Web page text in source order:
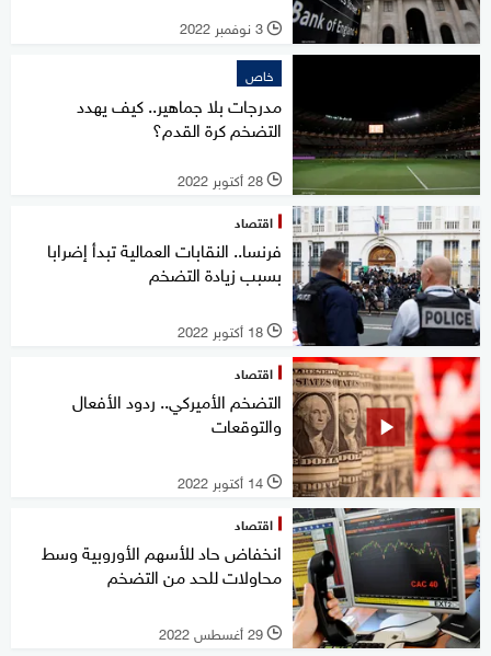
l 3 نوفمبر 2022
خاص
مدرجات بلا جماهير.. كيف يهدد
التضخم كرة القدم؟
l 28 أكتوبر 2022
اقتصاد
فرنسا.. النقابات العمالية تبدأ إضرابا
بسبب زيادة التضخم
l 18 أكتوبر 2022
اقتصاد
التضخم الأميركي.. ردود الأفعال
والتوقعات
l 14 أكتوبر 2022
اقتصاد
انخفاض حاد للأسهم الأوروبية وسط
محاولات للحد من التضخم
l 29 أغسطس 2022